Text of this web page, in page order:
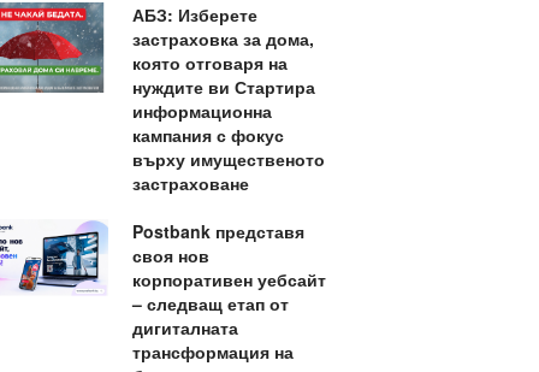
АБЗ: Изберете
застраховка за дома,
която отговаря на
нуждите ви Стартира
информационна
кампания с фокус
върху имущественото
застраховане
Postbank представя
своя нов
корпоративен уебсайт
– следващ етап от
дигиталната
трансформация на